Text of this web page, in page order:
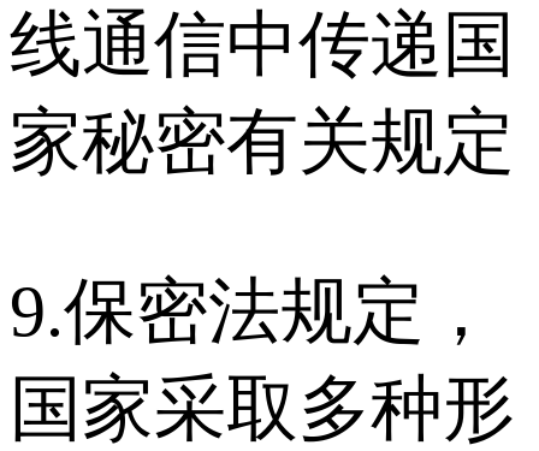
线通信中传递国
家秘密有关规定
9.保密法规定，
国家采取多种形